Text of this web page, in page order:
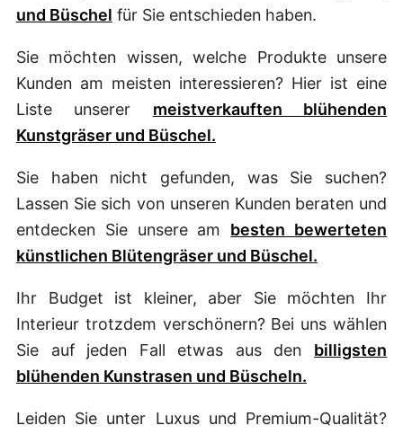
und Büschel für Sie entschieden haben.
Sie möchten wissen, welche Produkte unsere
Kunden am meisten interessieren? Hier ist eine
Liste unserer meistverkauften blühenden
Kunstgräser und Büschel.
Sie haben nicht gefunden, was Sie suchen?
Lassen Sie sich von unseren Kunden beraten und
entdecken Sie unsere am besten bewerteten
künstlichen Blütengräser und Büschel.
Ihr Budget ist kleiner, aber Sie möchten Ihr
Interieur trotzdem verschönern? Bei uns wählen
Sie auf jeden Fall etwas aus den billigsten
blühenden Kunstrasen und Büscheln.
Leiden Sie unter Luxus und Premium-Qualität?